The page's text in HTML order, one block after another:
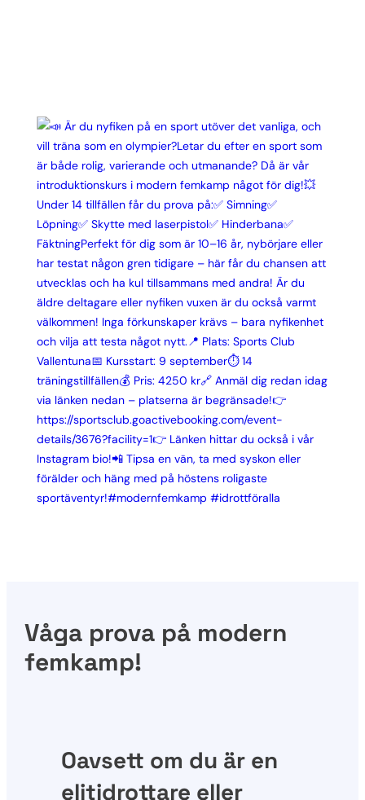
Våga prova på modern
femkamp!
Oavsett om du är en
elitidrottare eller